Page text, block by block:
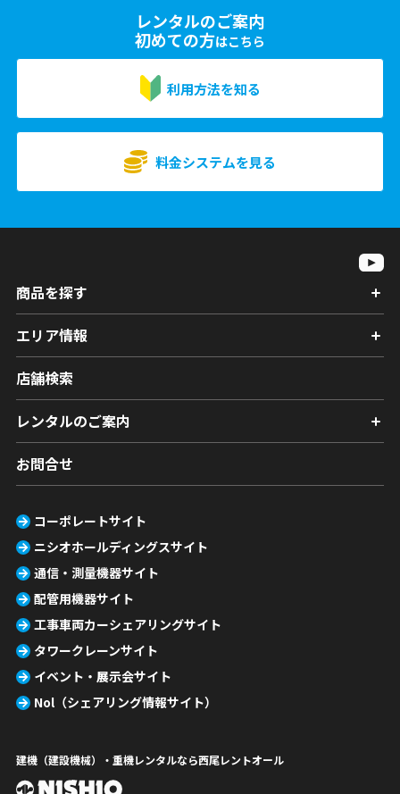
レンタルのご案内
初めての方はこちら
利用方法を知る
料金システムを見る
商品を探す
エリア情報
店舗検索
レンタルのご案内
お問合せ
コーポレートサイト
ニシオホールディングスサイト
通信・測量機器サイト
配管用機器サイト
工事車両カーシェアリングサイト
タワークレーンサイト
イベント・展示会サイト
Nol（シェアリング情報サイト）
建機（建設機械）・重機レンタルなら西尾レントオール